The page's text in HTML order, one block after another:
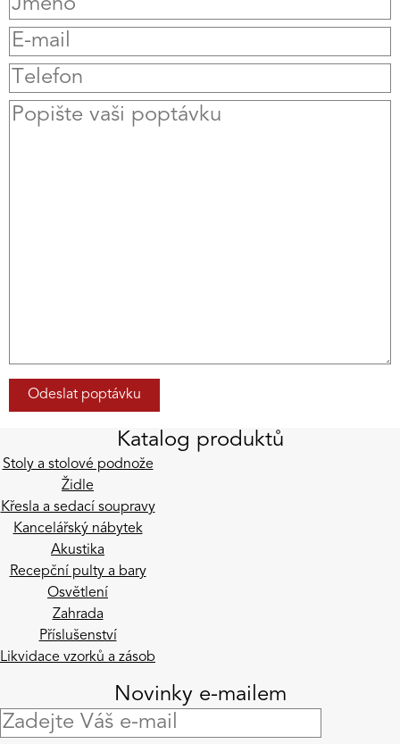
Katalog produktů
Stoly a stolové podnože
Židle
Křesla a sedací soupravy
Kancelářský nábytek
Akustika
Recepční pulty a bary
Osvětlení
Zahrada
Příslušenství
Likvidace vzorků a zásob
Novinky e-mailem